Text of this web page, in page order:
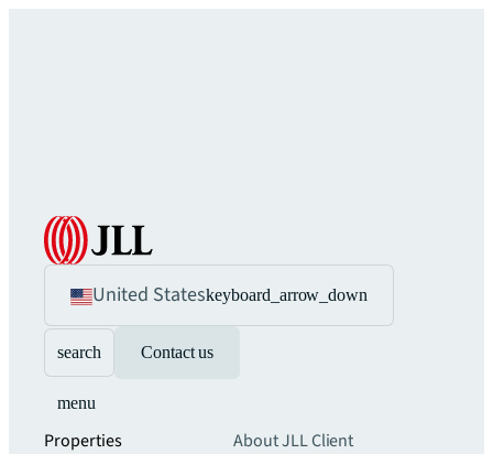
United Stateskeyboard_arrow_down
search Contact us
menu
Properties
About JLLClient